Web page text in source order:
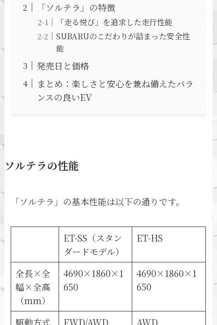
「ソルテラ」の特徴
「走る悦び」を追求した走行性能
SUBARUのこだわりが詰まった安全性
能
発売日と価格
まとめ：楽しさと安心を兼ね備えたバラ
ンスの良いEV
ソルテラの性能
「ソルテラ」の基本性能は以下の通りです。
ET-SS（スタン
ダードモデル）
ET-HS
全長×全
幅×全高
（mm）
4690×1860×1
650
4690×1860×1
650
駆動方式 FWD/AWD AWD